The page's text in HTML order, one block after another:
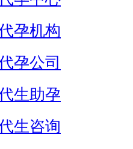
孕机构
孕公司
生助孕
生咨询